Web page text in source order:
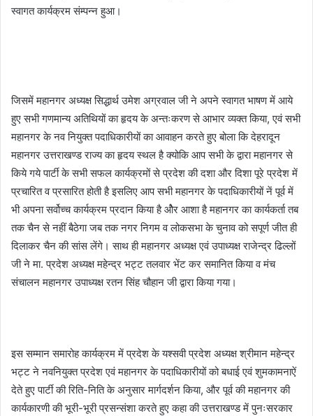
स्वागत कार्यक्रम संम्पन्न हुआ।
जिसमें महानगर अध्यक्ष सिद्धार्थ उमेश अग्रवाल जी ने अपने स्वागत भाषण में आये
हुए सभी गणमान्य अतिथियों का हृदय के अन्तःकरण से आभार व्यक्त किया, एवं सभी
महानगर के नव नियुक्त पदाधिकारीयों का आवाहन करते हुए बोला कि देहरादून
महानगर उत्तराखण्ड राज्य का हृदय स्थल है क्योकि आप सभी के द्वारा महानगर से
किये गये पार्टी के सभी सफल कार्यक्रमों से प्रदेश की दशा और दिशा पूरे प्रदेश में
प्रचारित व प्रसारित होती है इसलिए आप सभी महानगर के पदाधिकारीयों नें पूर्व में
भी अपना सर्वोच्च कार्यक्रम प्रदान किया है ओैर आशा है महानगर का कार्यकर्ता तब
तक चैन से नहीं बैठेगा जब तक नगर निगम व लोकसभा के चुनाव को सपूर्ण जीत ही
दिलाकर चैन की सांस लेंगे। साथ ही महानगर अध्यक्ष एवं उपाध्यक्ष राजेन्द्र ढिल्लों
जी ने मा. प्रदेश अध्यक्ष महेन्द्र भट्ट तलवार भेंट कर समानित किया व मंच
संचालन महानगर उपाध्यक्ष रतन सिंह चौहान जी द्वारा किया गया।
इस सम्मान समारोह कार्यक्रम में प्रदेश के यश्सवी प्रदेश अध्यक्ष श्रीमान महेन्द्र
भट्ट ने नवनियुक्त प्रदेश एवं महानगर के पदाधिकारीयों को बधाई एवं शुमकामनाऐं
देते हुए पार्टी की रिति-निति के अनुसार मार्गदर्शन किया, और पूर्व की महानगर की
कार्यकारणी की भूरी-भूरी प्रसन्संशा करते हुए कहा की उत्तराखण्ड में पुनःसरकार